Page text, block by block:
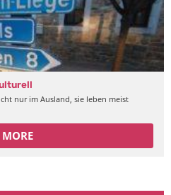
nur im Ausland, sie leben meist